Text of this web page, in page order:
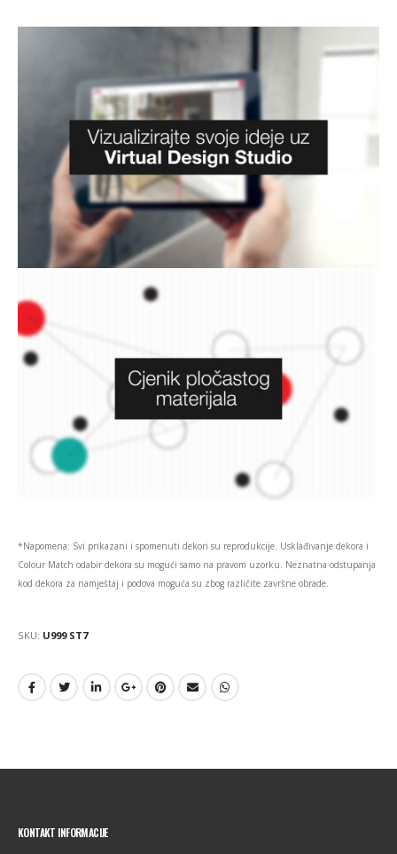
*Napomena: Svi prikazani i spomenuti dekori su reprodukcije. Usklađivanje dekora i
Colour Match odabir dekora su mogući samo na pravom uzorku. Neznatna odstupanja
kod dekora za namještaj i podova moguća su zbog različite završne obrade.
SKU: U999 ST7
KONTAKT INFORMACIJE